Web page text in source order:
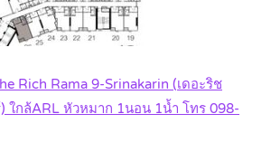
Rich Rama 9-Srinakarin (เดอะริช
ใกล้ARL หัวหมาก 1นอน 1น้ำ โทร 098-